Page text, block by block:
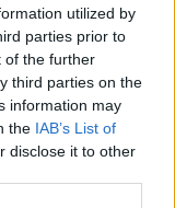
utilized by
parties prior to
of the further
third parties on the
information may
the IAB’s List of
disclose it to other
buscan
se presenta
estilo de vida
de beneficios
la capacidad
de fidelización